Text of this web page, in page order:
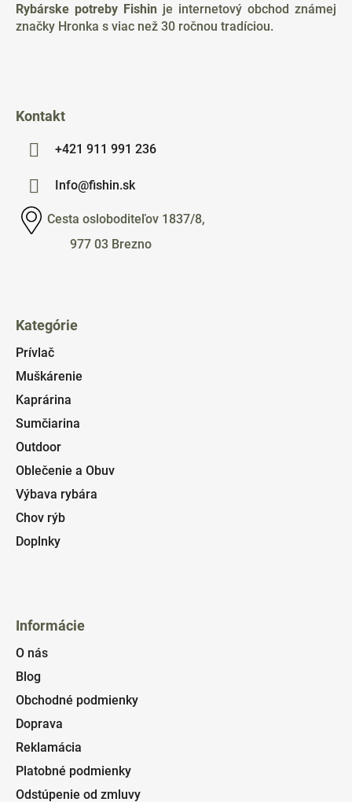
Rybárske potreby Fishin je internetový obchod známej
značky Hronka s viac než 30 ročnou tradíciou.
Kontakt
+421 911 991 236
Info@fishin.sk
Cesta osloboditeľov 1837/8,
977 03 Brezno
Kategórie
Prívlač
Muškárenie
Kaprárina
Sumčiarina
Outdoor
Oblečenie a Obuv
Výbava rybára
Chov rýb
Doplnky
Informácie
O nás
Blog
Obchodné podmienky
Doprava
Reklamácia
Platobné podmienky
Odstúpenie od zmluvy